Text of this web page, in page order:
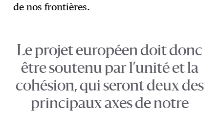
de nos frontières.
Le projet européen doit donc
être soutenu par l’unité et la
cohésion, qui seront deux des
principaux axes de notre